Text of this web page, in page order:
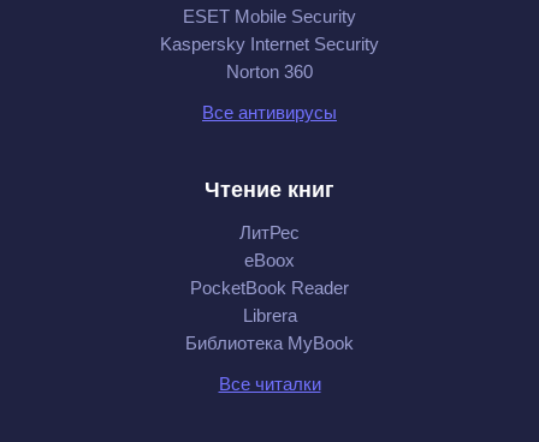
ESET Mobile Security
Kaspersky Internet Security
Norton 360
Все антивирусы
Чтение книг
ЛитРес
eBoox
PocketBook Reader
Librera
Библиотека MyBook
Все читалки